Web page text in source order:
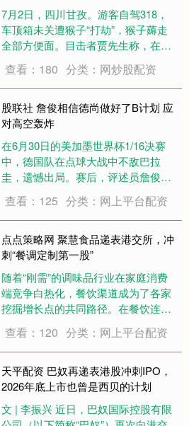
7月2日，四川甘孜。游客自驾318，
车顶箱未关遭猴子“打劫”，猴子薅走
全部方便面。目击者贾先生称，在路
公里对方没看明白，后来停车时遇到
跟她说了下才关掉。....
查看：180 分类：网炒股配资
股联社 詹俊相信德尚做好了B计划 应
对高空轰炸
在6月30日的美加墨世界杯1/16决赛
中，德国队在点球大战中不敌巴拉
圭，遗憾出局。赛后，评述员詹俊对
门，指出纳格尔斯曼坚持地面战的策
略让德国队的传统优势——高空轰炸
只能作为备选方案。围绕沃尔特马德
的战术也显....
查看：125 分类：网上平台配资
点点策略网 聚慧食品递表港交所，冲
刺“餐调定制第一股”
随着“刚需”的调味品行业在家庭消费
端竞争白热化，餐饮渠道成为了各家
挖掘增长点的共同路径。在餐饮连锁
英雄”的餐饮调味品定制企业也开始逐
渐走向台前。 图源：聚慧食品招股书
（截图） 6月17日，“中国最大的第三
方....
查看：120 分类：网上平台配资
天平配资 巴奴再递表港股冲刺IPO，
2026年底上市也曾是西贝的计划
文 | 李振兴 近日，巴奴国际控股有限